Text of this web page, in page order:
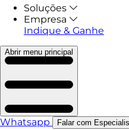
Soluções
Empresa
Indique & Ganhe
Abrir menu principal
Whatsapp Falar com